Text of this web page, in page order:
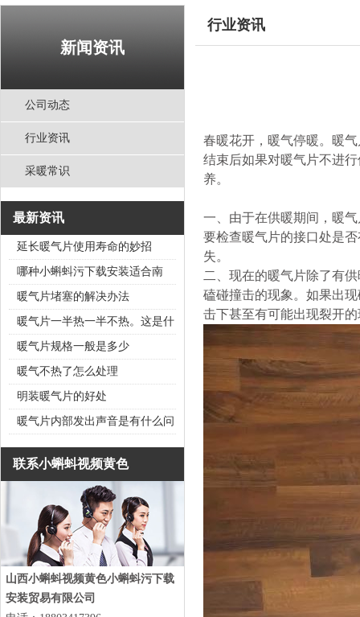
新闻资讯
公司动态
行业资讯
采暖常识
最新资讯
延长暖气片使用寿命的妙招
哪种小蝌蚪污下载安装适合南
方？
​暖气片堵塞的解决办法
暖气片一半热一半不热。这是什
暖气片规格一般是多少
暖气不热了怎么处理
明装暖气片的好处
暖气片内部发出声音是有什么问
联系小蝌蚪视频黄色
山西小蝌蚪视频黄色小蝌蚪污下载
安装贸易有限公司
行业资讯
春暖花开，暖气停暖
结束后如果对暖气片不进行
养。
一、由于在供暖期间，
要检查暖气片的接口处是否
失。
二、现在的暖气片除了有
磕碰撞击的现象。如果出
击下甚至有可能出现裂开的现象